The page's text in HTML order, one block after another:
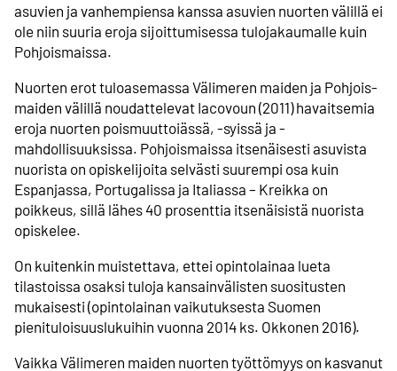
asuvien ja vanhempiensa kanssa asuvien nuorten välillä ei
ole niin suuria eroja sijoittumisessa tulo­jakaumalle kuin
Pohjois­maissa.
Nuorten erot tuloasemassa Väli­meren maiden ja Pohjois­
maiden välillä noudattelevat Iacovoun (2011) havaitsemia
eroja nuorten poismuutto­iässä, -syissä ja -
mahdollisuuksissa. Pohjois­maissa itsenäisesti asuvista
nuorista on opiskelijoita selvästi suurempi osa kuin
Espanjassa, Portugalissa ja Italiassa – Kreikka on
poikkeus, sillä lähes 40 prosenttia itsenäisistä nuorista
opiskelee.
On kuitenkin muistettava, ettei opinto­lainaa lueta
tilastoissa osaksi tuloja kansain­välisten suositusten
mukaisesti (opinto­lainan vaikutuksesta Suomen
pienituloisuus­lukuihin vuonna 2014 ks. Okkonen 2016).
Vaikka Välimeren maiden nuorten työttömyys on kasvanut